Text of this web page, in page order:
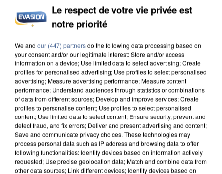
Le respect de votre vie privée est
notre priorité
We and our (447) partnersdo the following data processing based on
your consent and/or our legitimate interest: Store and/or access
information on a device; Use limited data to select advertising; Create
profiles for personalised advertising; Use profiles to select personalised
advertising; Measure advertising performance; Measure content
performance; Understand audiences through statistics or combinations
of data from different sources; Develop and improve services; Create
profiles to personalise content; Use profiles to select personalised
content; Use limited data to select content; Ensure security, prevent and
detect fraud, and fix errors; Deliver and present advertising and content;
Save and communicate privacy choices. These technologies may
process personal data such as IP address and browsing data to offer
following functionalities: Identify devices based on information actively
requested; Use precise geolocation data; Match and combine data from
other data sources; Link different devices; Identify devices based on